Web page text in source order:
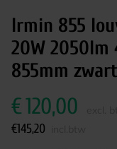
Irmin 855
20W 2050lm
855mm zwart
€120,00
€145,20